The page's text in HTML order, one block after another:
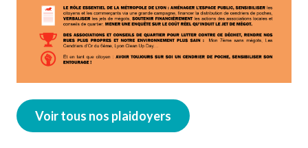
Voir tous nos plaidoyers